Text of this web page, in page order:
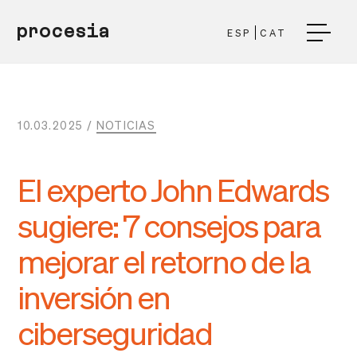
procesia ESP CAT
10.03.2025 / NOTICIAS
El experto John Edwards
sugiere: 7 consejos para
mejorar el retorno de la
inversión en
ciberseguridad